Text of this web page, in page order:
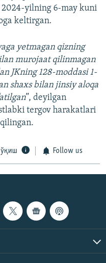
2024-yilning 6-may kuni
keltirgan.
yetmagan qizning
murojaat qilinmagan
JKning 128-moddasi 1-
shaxs bilan jinsiy aloqa
”, deyilgan
tergov harakatlari
ўқиш Follow us